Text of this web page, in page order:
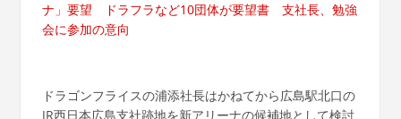
ナ」要望 ドラフラなど10団体が要望書 支社長、勉強
会に参加の意向
ドラゴンフライスの浦添社長はかねてから広島駅北口の
JR西日本広島支社跡地を新アリーナの候補地として検討